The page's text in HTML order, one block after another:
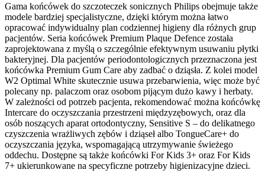
Gama końcówek do szczoteczek sonicznych Philips obejmuje także
modele bardziej specjalistyczne, dzięki którym można łatwo
opracować indywidualny plan codziennej higieny dla różnych grup
pacjentów. Seria końcówek Premium Plaque Defence została
zaprojektowana z myślą o szczególnie efektywnym usuwaniu płytki
bakteryjnej. Dla pacjentów periodontologicznych przeznaczona jest
końcówka Premium Gum Care aby zadbać o dziąsła. Z kolei model
W2 Optimal White skutecznie usuwa przebarwienia, więc może być
polecany np. palaczom oraz osobom pijącym dużo kawy i herbaty.
W zależności od potrzeb pacjenta, rekomendować można końcówkę
Intercare do oczyszczania przestrzeni międzyzębowych, oraz dla
osób noszących aparat ortodontyczny, Sensitive S – do delikatnego
czyszczenia wrażliwych zębów i dziąseł albo TongueCare+ do
oczyszczania języka, wspomagającą utrzymywanie świeżego
oddechu. Dostępne są także końcówki For Kids 3+ oraz For Kids
7+ ukierunkowane na specyficzne potrzeby higienizacyjne dzieci.